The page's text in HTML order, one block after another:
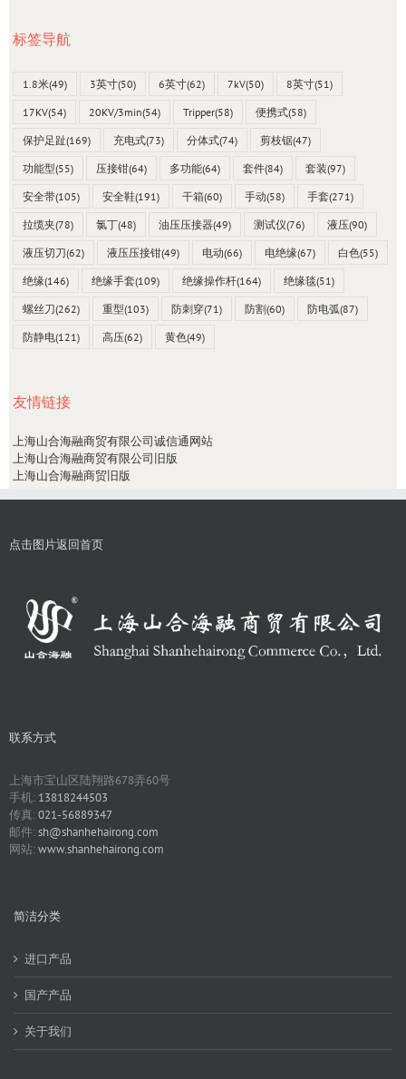
标签导航
1.8米(49) 3英寸(50) 6英寸(62) 7kV(50) 8英寸(51)
17KV(54) 20KV/3min(54) Tripper(58) 便携式(58)
保护足趾(169) 充电式(73) 分体式(74) 剪枝锯(47)
功能型(55) 压接钳(64) 多功能(64) 套件(84) 套装(97)
安全带(105) 安全鞋(191) 干箱(60) 手动(58) 手套(271)
拉缆夹(78) 氯丁(48) 油压压接器(49) 测试仪(76) 液压(90)
液压切刀(62) 液压压接钳(49) 电动(66) 电绝缘(67) 白色(55)
绝缘(146) 绝缘手套(109) 绝缘操作杆(164) 绝缘毯(51)
螺丝刀(262) 重型(103) 防刺穿(71) 防割(60) 防电弧(87)
防静电(121) 高压(62) 黄色(49)
友情链接
上海山合海融商贸有限公司诚信通网站
上海山合海融商贸有限公司旧版
上海山合海融商贸旧版
点击图片返回首页
联系方式
上海市宝山区陆翔路678弄60号
手机: 13818244503
传真:021-56889347
邮件:sh@shanhehairong.com
网站:www.shanhehairong.com
简洁分类
进口产品
国产产品
关于我们